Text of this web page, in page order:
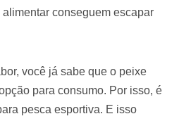
conseguem escapar
você já sabe que o peixe
para consumo. Por isso, é
pesca esportiva. E isso